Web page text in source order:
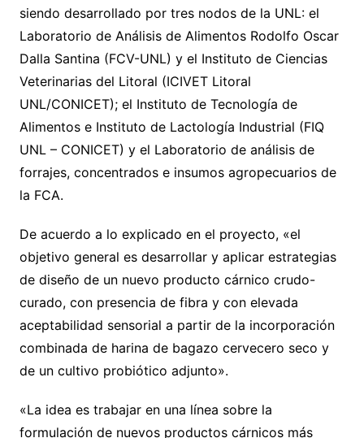
siendo desarrollado por tres nodos de la UNL: el
Laboratorio de Análisis de Alimentos Rodolfo Oscar
Dalla Santina (FCV-UNL) y el Instituto de Ciencias
Veterinarias del Litoral (ICIVET Litoral
UNL/CONICET); el Instituto de Tecnología de
Alimentos e Instituto de Lactología Industrial (FIQ
UNL – CONICET) y el Laboratorio de análisis de
forrajes, concentrados e insumos agropecuarios de
la FCA.
De acuerdo a lo explicado en el proyecto, «el
objetivo general es desarrollar y aplicar estrategias
de diseño de un nuevo producto cárnico crudo-
curado, con presencia de fibra y con elevada
aceptabilidad sensorial a partir de la incorporación
combinada de harina de bagazo cervecero seco y
de un cultivo probiótico adjunto».
«La idea es trabajar en una línea sobre la
formulación de nuevos productos cárnicos más